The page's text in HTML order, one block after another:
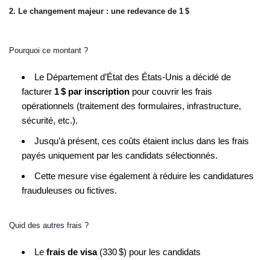
2. Le changement majeur : une redevance de 1 $
Pourquoi ce montant ?
Le Département d’État des États‑Unis a décidé de
facturer 1 $ par inscription pour couvrir les frais
opérationnels (traitement des formulaires, infrastructure,
sécurité, etc.).
Jusqu’à présent, ces coûts étaient inclus dans les frais
payés uniquement par les candidats sélectionnés.
Cette mesure vise également à réduire les candidatures
frauduleuses ou fictives.
Quid des autres frais ?
Le frais de visa(330 $) pour les candidats